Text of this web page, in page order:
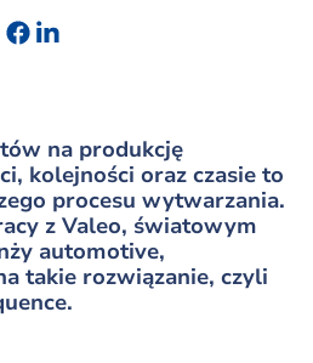
na produkcję
kolejności oraz czasie to
procesu wytwarzania.
z Valeo, światowym
automotive,
takie rozwiązanie, czyli